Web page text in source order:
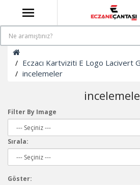
Eczacı Kartviziti E Logo Lacivert
incelemeler
Filter By Image
Sırala:
Göster: